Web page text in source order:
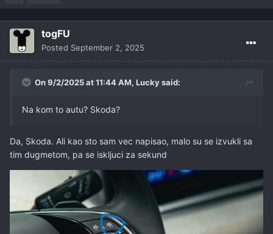
togFU
Posted September 2, 2025
On 9/2/2025 at 11:44 AM, Luckysaid:
Na kom to autu? Skoda?
Da, Skoda. Ali kao sto sam vec napisao, malo su se izvukli sa
tim dugmetom, pa se iskljuci za sekund